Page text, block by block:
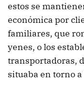
estos se
económica por
familiares, que
yenes, o los
transportadoras,
situaba en torno